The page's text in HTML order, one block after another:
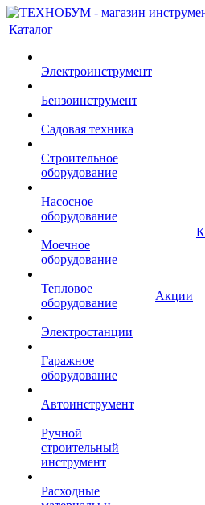
Каталог
Электроинструмент
Бензоинструмент
Садовая техника
Строительное
оборудование
Насосное
оборудование
Моечное
оборудование
Тепловое
оборудование
Электростанции
Гаражное
оборудование
Автоинструмент
Ручной
строительный
инструмент
Расходные
Акции